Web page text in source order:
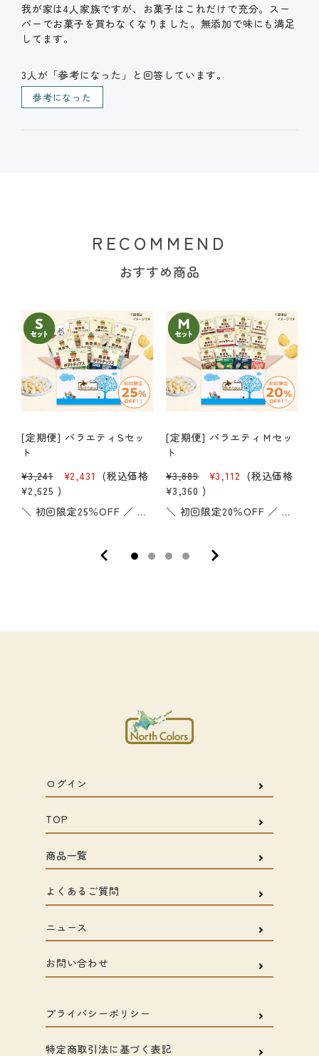
我が家は4人家族ですが、お菓子はこれだけで充分。スー
パーでお菓子を買わなくなりました。無添加で味にも満足
してます。
3人が「参考になった」と回答しています。
参考になった
RECOMMEND
おすすめ商品
[定期便] バラエティSセッ
ト
¥3,241
¥2,431 (税込価格
¥2,625 )
＼ 初回限定25％OFF ／ 迷ったら小さいこのサイズがおすすめ 全部で50種類以上！ 定番のサクサクしたポテトチップスから、カリッと香ばしいかりんとう、 バターの風味豊かなクッキーや、優しい米粉のお菓子など 食感も甘さも塩気もいろいろ楽しめる 毎日のおやつタイムがもっと待ち遠しくなるラインナップです。 Sサイズは8～10商品入り。中身は月ごとに入れ替わります。★こんな方におすすめ・ひとりで毎日ちょっとずつ楽しみたい方・たまにお菓子を家族で召し上がる方・いつもと違うお菓子をストックしたい方＊こちらは定期購入商品です＊中身の商品はお選びいただけません ◇お届け頻度について 1か月／2か月／3か月からお選びいただけます。◇セット内容の変更について マイページから変更のお申込みが可能です。 【定期便をご利用のお客さまへ｜会員登録のご案内】定期便をご利用のお客さまには、より便利にお使いいただくため、会員登録（無料）をお願いしております。会員登録をしていただくと、マイページをご利用いただけます。お届け内容の変更やお休みはマイページから住所変更も画面操作だけで完了お電話やメールの手間はありません 【その他のバラエティセット】 ▶ バラエティMセット ▶ バラエティLセット ※初回限定価格は初めてのお申し込み、または追加のお申込みに適用されます。セット内容変更の際には適用されませんので、ご注意ください。
[定期便] バラエティＭセッ
ト
¥3,889
¥3,112 (税込価格
¥3,360 )
＼ 初回限定20％OFF ／ まんなかサイズのMセット 全部で50種類以上！ 定番のサクサクしたポテトチップスから、カリッと香ばしいかりんとう、 バターの風味豊かなクッキーや、優しい米粉のお菓子など 食感も甘さも塩気もいろいろ楽しめる 毎日のおやつタイムがもっと待ち遠しくなるラインナップです。 Mサイズは10～12商品入り。中身は月ごとに入れ替わります。★こんな方におすすめ・ひとりで毎日お菓子を楽しみたい方・定期的にお菓子を家族で召し上がる方・いつもと違うお菓子をストックしたい方＊こちらは定期購入商品です＊中身の商品はお選びいただけません ◇お届け頻度について 1か月／2か月／3か月からお選びいただけます。◇セット内容の変更について マイページから変更のお申込みが可能です。 【定期便をご利用のお客さまへ｜会員登録のご案内】定期便をご利用のお客さまには、より便利にお使いいただくため、会員登録（無料）をお願いしております。会員登録をしていただくと、マイページをご利用いただけます。お届け内容の変更やお休みはマイページから住所変更も画面操作だけで完了お電話やメールの手間はありません【その他のバラエティセット】 ▶ バラエティSセット ▶ バラエティLセット ※初回限定価格は初めてのお申し込み、または追加のお申込みに適用されます。セット内容変更の際には適用されませんので、ご注意ください。
ログイン
TOP
商品一覧
よくあるご質問
ニュース
お問い合わせ
プライバシーポリシー
特定商取引法に基づく表記